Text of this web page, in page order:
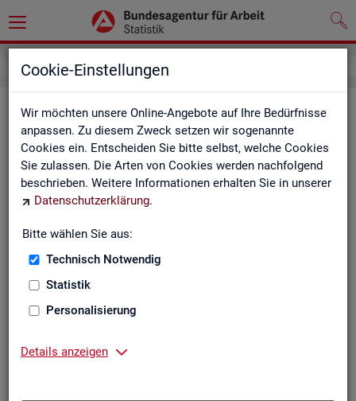
Cookie-Einstellungen
Wir möchten unsere Online-Angebote auf Ihre Bedürfnisse
anpassen. Zu diesem Zweck setzen wir sogenannte
Cookies ein. Entscheiden Sie bitte selbst, welche Cookies
Sie zulassen. Die Arten von Cookies werden nachfolgend
beschrieben. Weitere Informationen erhalten Sie in unserer
Datenschutzerklärung.
Bitte wählen Sie aus:
Technisch Notwendig
Statistik
Personalisierung
Details anzeigen
News­let­ter Sta­tis­tik und Ar­beits­
markt­be­richt­erstat­tung der BA
Mit dem mo­nat­li­chen News­let­ter in­for­mie­ren wir Sie über
ver­schie­de­ne The­men und ak­tu­el­le Ent­wick­lun­gen.
ak­tu­el­le Be­rich­te, wie z. B. den Mo­nats­be­richt und den BA-
neue Ver­öf­fent­li­chun­gen,
Son­der­be­rich­te,
an­de­re Neu­ig­kei­ten aus der Sta­tis­tik.
Die­ser Ser­vice ist selbst­ver­ständ­lich kos­ten­los.